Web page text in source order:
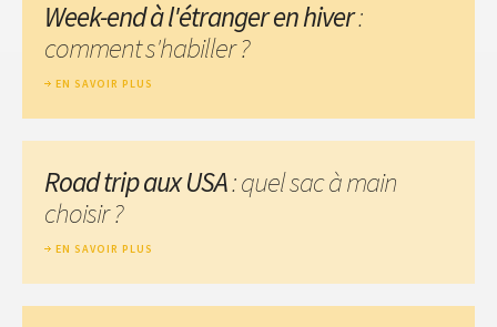
Week-end à l'étranger en hiver:
comment s'habiller ?
EN SAVOIR PLUS
Road trip aux USA: quel sac à main
choisir ?
EN SAVOIR PLUS